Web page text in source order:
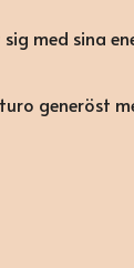
med sina
generöst